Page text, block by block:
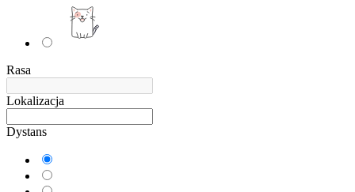
Rasa
Lokalizacja
Dystans